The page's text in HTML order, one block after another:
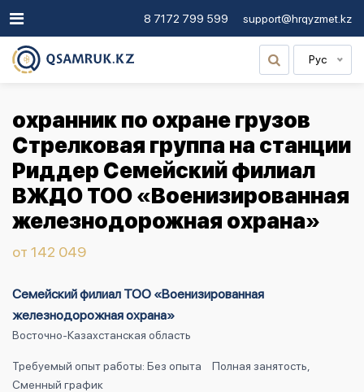
8 7172 799 599 support@hrqyzmet.kz
Рус
охранник по охране грузов
Стрелковая группа на станции
Риддер Семейский филиал
ВЖДО ТОО «Военизированная
железнодорожная охрана»
от 142 049
Семейский филиал ТОО «Военизированная
железнодорожная охрана»
Восточно-Казахстанская область
Требуемый опыт работы: Без опыта
Полная занятость,
Сменный график